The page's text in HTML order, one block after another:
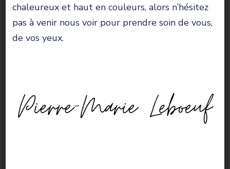
chaleureux et haut en couleurs, alors n’hésitez
pas à venir nous voir pour prendre soin de vous,
de vos yeux.